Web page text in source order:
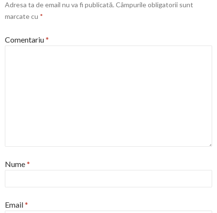
Adresa ta de email nu va fi publicată. Câmpurile obligatorii sunt
marcate cu *
Comentariu*
Nume*
Email*